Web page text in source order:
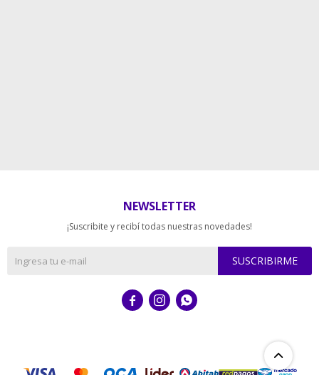
NEWSLETTER
¡Suscribite y recibí todas nuestras novedades!
SUSCRIBIRME
  